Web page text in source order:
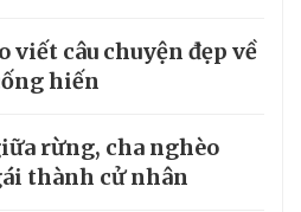
viết câu chuyện đẹp về
hiến
rừng, cha nghèo
thành cử nhân